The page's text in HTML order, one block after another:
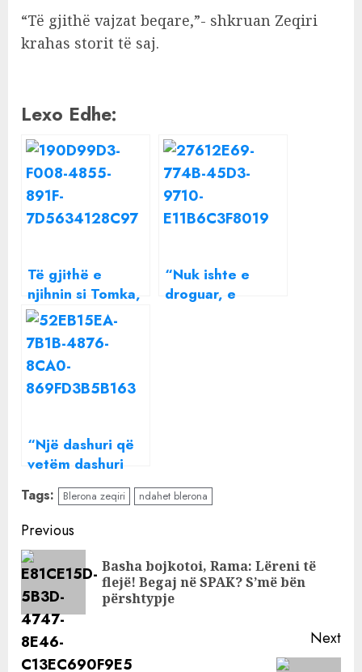
“Të gjithë vajzat beqare,”- shkruan Zeqiri
krahas storit të saj.
Lexo Edhe:
Të gjithë e
njihnin si Tomka,
ndahet nga jeta
aktori i
kinematografisë
shqiptare
“Nuk ishte e
droguar, e
“Një dashuri që
vetëm dashuri
s’ishte”, gjyshja
shqiptare kritikon
veten në ekran:
Une i prishja
mbesat e mia
Tags: Blerona zeqiri ndahet blerona
Continue
Reading
Previous
Basha bojkotoi, Rama: Lëreni të
flejë! Begaj në SPAK? S’më bën
përshtypje
Next